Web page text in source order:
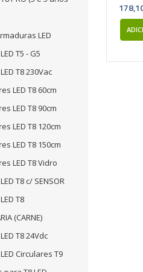
LED
T5 - G5
T8 230Vac
LED T8 60cm
LED T8 90cm
LED T8 120cm
LED T8 150cm
LED T8 Vidro
T8 c/ SENSOR
T8
(CARNE)
T8 24Vdc
Circulares T9